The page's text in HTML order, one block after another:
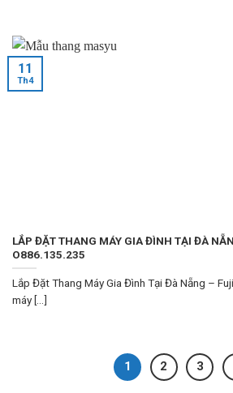
LẮP ĐẶT THANG MÁY GIA ĐÌNH TẠI ĐÀ
O886.135.235
Lắp Đặt Thang Máy Gia Đình Tại Đà Nẵng –
máy [...]
11
Th4
1 2 3